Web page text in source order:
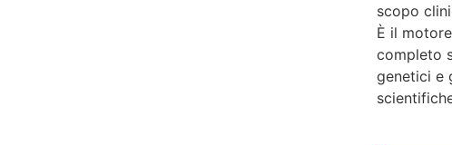
scopo
È il
completo
genetici e